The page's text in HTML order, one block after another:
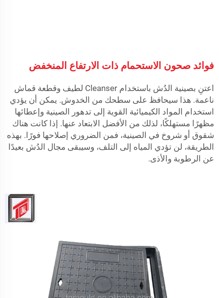
فوائد صحون الاستحمام ذات الارتفاع المنخفض
اعتنِ بصينية الدُش باستخدام Cleanser لطيف وقطعة قماش
ناعمة. هذا سيحافظ على سطحك من الخدوش. يمكن أن يؤدي
استخدام المواد الكيميائية القوية إلى تدهور الصينية وإعطائها
مظهرًا مستهلكًا، لذلك من الأفضل الابتعاد عنها. إذا كانت هناك
شقوق أو شروخ في الصينية، فمن الضروري إصلاحها فورًا. بهذه
الطريقة، لن تؤدي المياه إلى التلف، وسيبقى مجال الدُش بعيدًا
عن الرطوبة والأذى.